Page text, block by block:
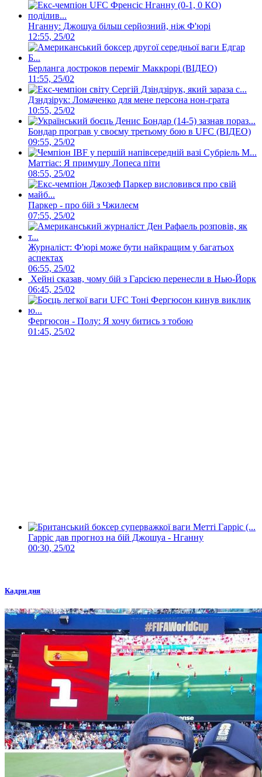
Нганну: Джошуа більш серйозний, ніж Ф'юрі
12:55, 25/02
Берланга достроков переміг Маккрорі (ВІДЕО)
11:55, 25/02
Дзндзірук: Ломаченко для мене персона нон-грата
10:55, 25/02
Бондар програв у своєму третьому бою в UFC (ВІДЕО)
09:55, 25/02
Маттіас: Я примушу Лопеса піти
08:55, 25/02
Паркер - про бій з Чжилеєм
07:55, 25/02
Журналіст: Ф'юрі може бути найкращим у багатьох
аспектах
06:55, 25/02
Хейні сказав, чому бій з Гарсією перенесли в Нью-Йорк
06:45, 25/02
Фергюсон - Полу: Я хочу битись з тобою
01:45, 25/02
Гарріс дав прогноз на бій Джошуа - Нганну
00:30, 25/02
Кадри дня